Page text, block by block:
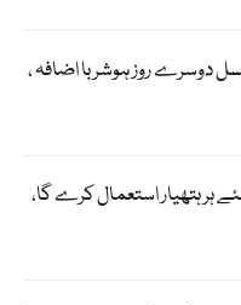
دوسرے روز ہوشربا اضافہ ،
ہر ہتھیار استعمال کرے گا،